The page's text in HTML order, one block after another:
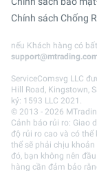
Chính sách Chống
nếu Khách hàng có
ServiceComsvg LLC
Hill Road, Kingstown,
ký: 1593 LLC 2021.
© 2013 - 2026
Cảnh báo rủi ro: Giao
độ rủi ro cao và có
thể sẽ phải chịu
đó, bạn không nên
hàng cần đảm bảo